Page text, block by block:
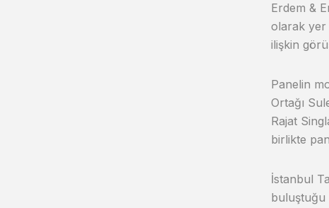
Erdem &
olarak yer
ilişkin
Panelin
Ortağı
Rajat
birlikte
İstanbul
buluştuğu